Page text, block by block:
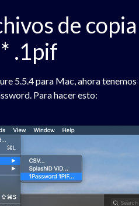
de
.1pif
5.5.4 para Mac, ahora
Para hacer esto: